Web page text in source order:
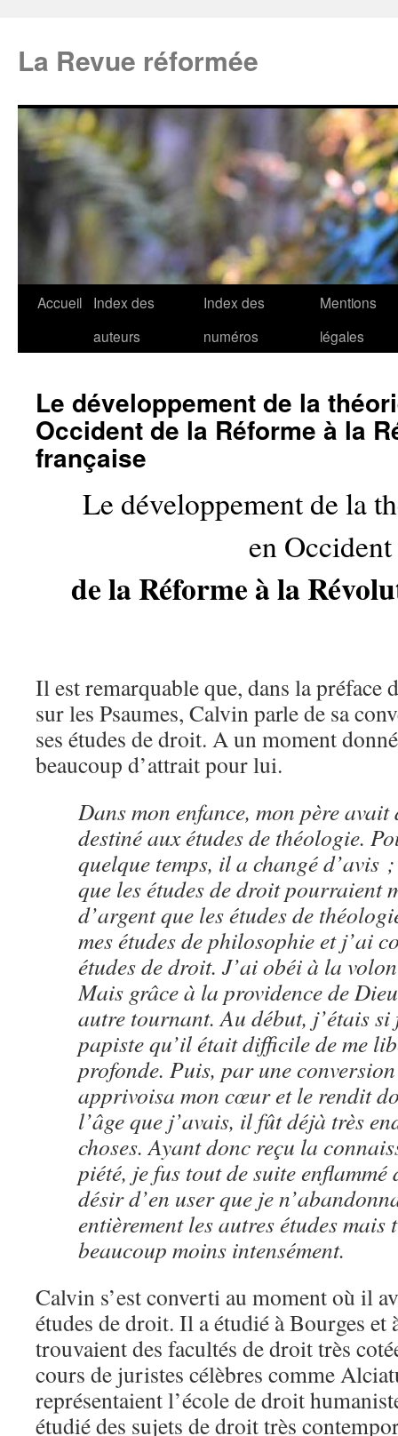
La Revue réformée
Accueil
Index des
auteurs
Index des
numéros
Mentions
légales
Le développement de la
Occident de la Réforme à la
française
Le développement de la
en Occident
de la Réforme à la
Il est remarquable que, dans la préface
sur les Psaumes, Calvin parle de sa
ses études de droit. A un moment
beaucoup d’attrait pour lui.
Dans mon enfance, mon père avait
destiné aux études de théologie.
quelque temps, il a changé
que les études de droit pourraient
d’argent que les études de
mes études de philosophie et j’ai
études de droit. J’ai obéi à la
Mais grâce à la providence de
autre tournant. Au début, j’étais
papiste qu’il était difficile de me
profonde. Puis, par une
apprivoisa mon cœur et le rendit
l’âge que j’avais, il fût déjà très
choses. Ayant donc reçu la
piété, je fus tout de suite enflammé
désir d’en user que je
entièrement les autres études
beaucoup moins intensément.
Calvin s’est converti au moment où il
études de droit. Il a étudié à Bourges et
trouvaient des facultés de droit très
cours de juristes célèbres comme
représentaient l’école de droit
étudié des sujets de droit très